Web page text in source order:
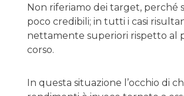
Non riferiamo dei target, perché
poco credibili; in tutti i casi
nettamente superiori rispetto al
corso.
In questa situazione l’occhio di